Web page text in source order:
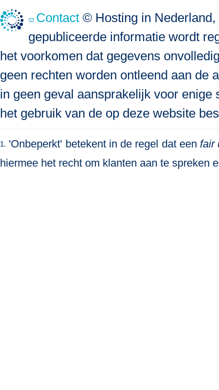
Contact © Hosting in
gepubliceerde informatie wordt
het voorkomen dat gegevens
geen rechten worden ontleend aan de
in geen geval aansprakelijk voor
het gebruik van de op deze website
1. 'Onbeperkt' betekent in de regel dat een fair
hiermee het recht om klanten aan te spreken